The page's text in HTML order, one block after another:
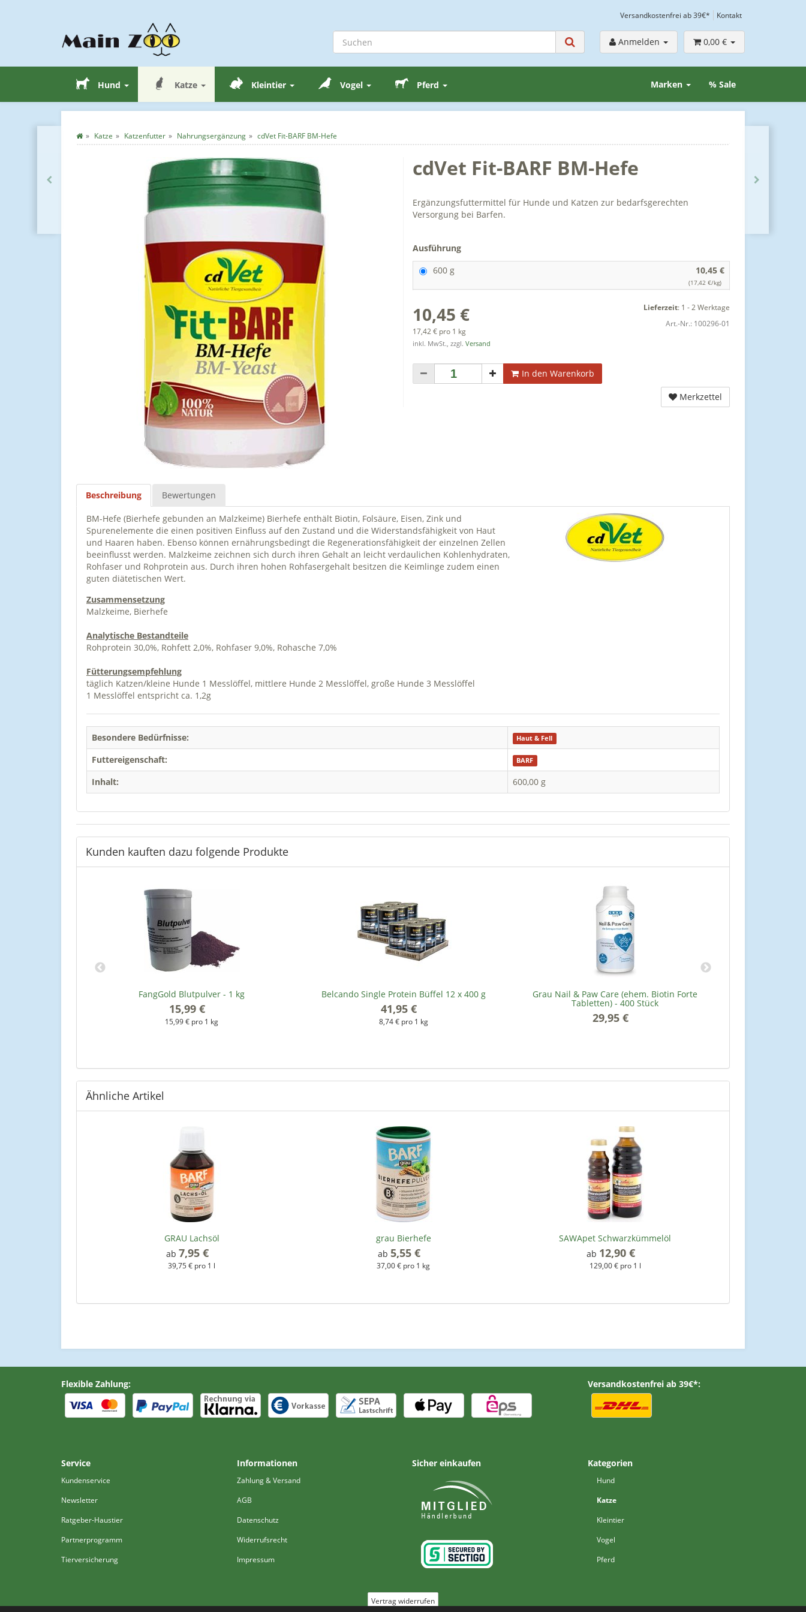
Versandkostenfrei ab 39€* Kontakt
Anmelden 0,00 €
Hund Katze Kleintier Vogel Pferd % Sale
Marken
Katze Katzenfutter Nahrungsergänzung cdVet Fit-BARF BM-Hefe
cdVet Fit-BARF BM-Hefe
Ergänzungsfuttermittel für Hunde und Katzen zur bedarfsgerechten
Versorgung bei Barfen.
Ausführung
600 g
10,45 €
(17,42 €/kg)
10,45 €
17,42 € pro 1 kg
inkl. MwSt., zzgl. Versand
Lieferzeit: 1 - 2 Werktage
Art.-Nr.: 100296-01
In den Warenkorb
Merkzettel
Beschreibung Bewertungen
BM-Hefe (Bierhefe gebunden an Malzkeime) Bierhefe enthält Biotin, Folsäure, Eisen, Zink und
Spurenelemente die einen positiven Einfluss auf den Zustand und die Widerstandsfähigkeit von Haut
und Haaren haben. Ebenso können ernährungsbedingt die Regenerationsfähigkeit der einzelnen Zellen
beeinflusst werden. Malzkeime zeichnen sich durch ihren Gehalt an leicht verdaulichen Kohlenhydraten,
Rohfaser und Rohprotein aus. Durch ihren hohen Rohfasergehalt besitzen die Keimlinge zudem einen
guten diätetischen Wert.
Zusammensetzung
Malzkeime, Bierhefe
Analytische Bestandteile
Rohprotein 30,0%, Rohfett 2,0%, Rohfaser 9,0%, Rohasche 7,0%
Fütterungsempfehlung
täglich Katzen/kleine Hunde 1 Messlöffel, mittlere Hunde 2 Messlöffel, große Hunde 3 Messlöffel
1 Messlöffel entspricht ca. 1,2g
Besondere Bedürfnisse: Haut & Fell
Futtereigenschaft: BARF
Inhalt: 600,00 g
Kunden kauften dazu folgende Produkte
FangGold Blutpulver - 1 kg
15,99 €
15,99 € pro 1 kg
Belcando Single Protein Büffel 12 x 400 g
41,95 €
8,74 € pro 1 kg
Grau Nail & Paw Care (ehem. Biotin Forte
Tabletten) - 400 Stück
29,95 €
Ähnliche Artikel
GRAU Lachsöl
ab 7,95 €
39,75 € pro 1 l
grau Bierhefe
ab 5,55 €
37,00 € pro 1 kg
SAWApet Schwarzkümmelöl
ab 12,90 €
129,00 € pro 1 l
Flexible Zahlung: Versandkostenfrei ab 39€*:
Service
Kundenservice
Newsletter
Ratgeber-Haustier
Partnerprogramm
Tierversicherung
Informationen
Zahlung & Versand
AGB
Datenschutz
Widerrufsrecht
Impressum
Sicher einkaufen Kategorien
Hund
Katze
Kleintier
Vogel
Pferd
Vertrag widerrufen